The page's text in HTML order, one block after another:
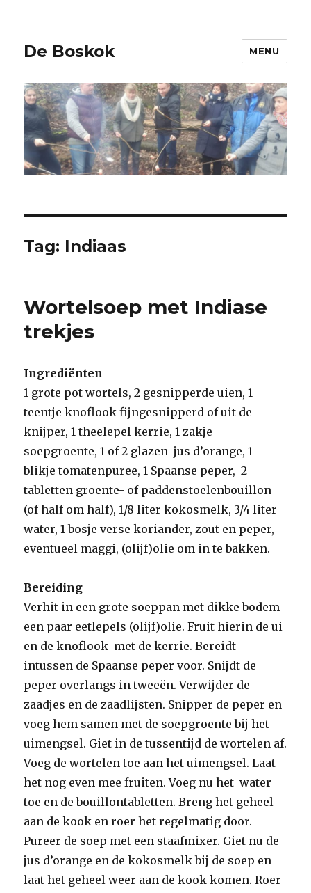
De Boskok MENU
Tag: Indiaas
Wortelsoep met Indiase
trekjes
Ingrediënten
1 grote pot wortels, 2 gesnipperde uien, 1
teentje knoflook fijngesnipperd of uit de
knijper, 1 theelepel kerrie, 1 zakje
soepgroente, 1 of 2 glazen jus d’orange, 1
blikje tomatenpuree, 1 Spaanse peper, 2
tabletten groente- of paddenstoelenbouillon
(of half om half), 1/8 liter kokosmelk, 3/4 liter
water, 1 bosje verse koriander, zout en peper,
eventueel maggi, (olijf)olie om in te bakken.
Bereiding
Verhit in een grote soeppan met dikke bodem
een paar eetlepels (olijf)olie. Fruit hierin de ui
en de knoflook met de kerrie. Bereidt
intussen de Spaanse peper voor. Snijdt de
peper overlangs in tweeën. Verwijder de
zaadjes en de zaadlijsten. Snipper de peper en
voeg hem samen met de soepgroente bij het
uimengsel. Giet in de tussentijd de wortelen af.
Voeg de wortelen toe aan het uimengsel. Laat
het nog even mee fruiten. Voeg nu het water
toe en de bouillontabletten. Breng het geheel
aan de kook en roer het regelmatig door.
Pureer de soep met een staafmixer. Giet nu de
jus d’orange en de kokosmelk bij de soep en
laat het geheel weer aan de kook komen. Roer